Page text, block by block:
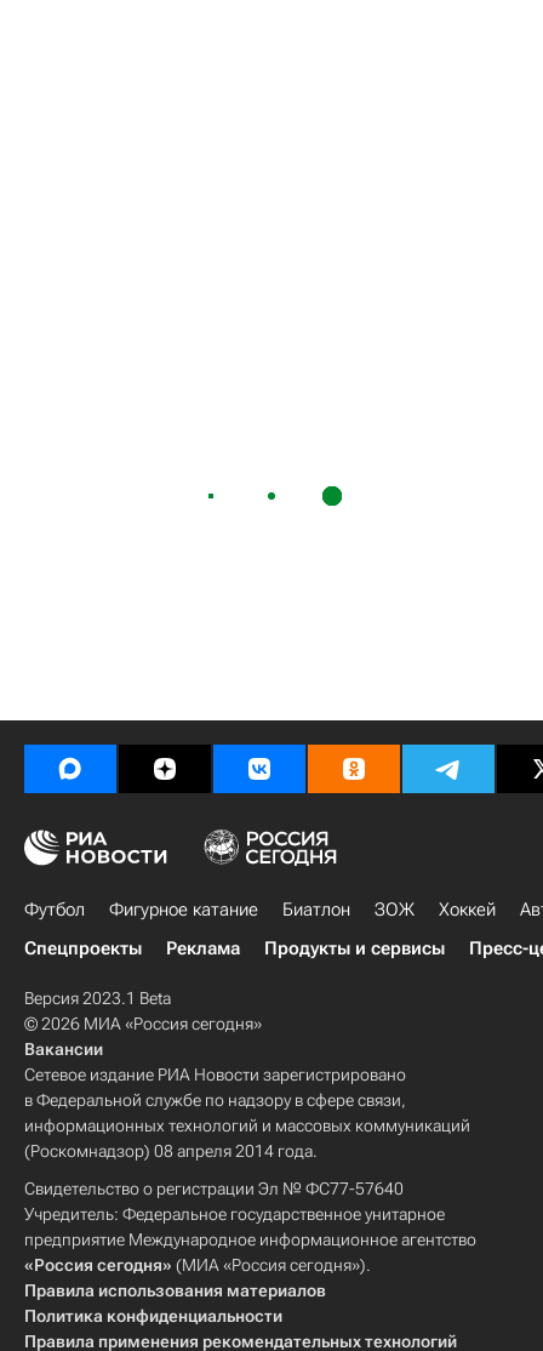
Футбол Фигурное катание Биатлон ЗОЖ Хоккей
Спецпроекты
Реклама Продукты и сервисы Пресс-
Версия 2023.1 Beta
© 2026 МИА «Россия сегодня»
Вакансии
Сетевое издание РИА Новости зарегистрировано
в Федеральной службе по надзору в сфере связи,
информационных технологий и массовых коммуникаций
(Роскомнадзор) 08 апреля 2014 года.
Свидетельство о регистрации Эл № ФС77-57640
Учредитель: Федеральное государственное унитарное
предприятие Международное информационное агентство
«Россия сегодня» (МИА «Россия сегодня»).
Правила использования материалов
Политика конфиденциальности
Правила применения рекомендательных технологий